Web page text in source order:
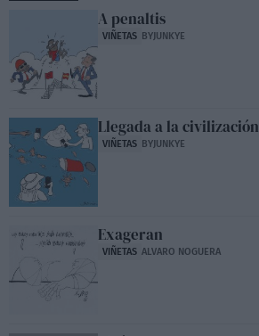
A penaltis
VIÑETAS BYJUNKYE
Llegada a la civilización
VIÑETAS BYJUNKYE
Exageran
VIÑETAS ALVARO NOGUERA